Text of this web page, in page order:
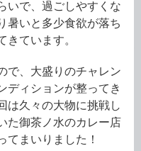
いで、過ごしやすくな
暑いと多少食欲が落ち
ています。
で、大盛りのチャレン
ディションが整ってき
は久々の大物に挑戦し
た御茶ノ水のカレー店
てまいりました！